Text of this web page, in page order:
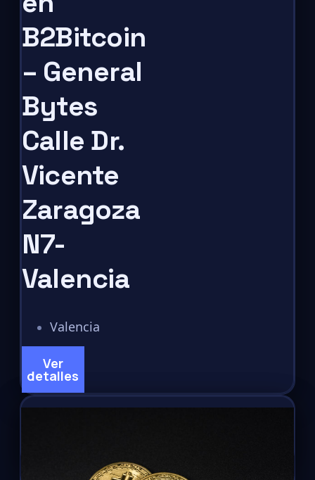
B2Bitcoin
– General
Bytes
Calle Dr.
Vicente
Zaragoza
N7-
Valencia
Valencia
Ver
detalles